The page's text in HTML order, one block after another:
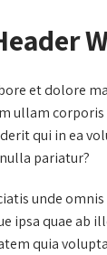
et dolore
ullam corporis
qui in ea
pariatur?
unde
ipsa quae ab
quia